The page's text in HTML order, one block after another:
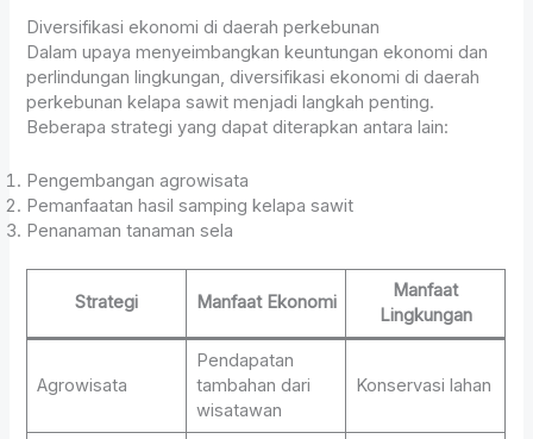
Diversifikasi ekonomi di daerah perkebunan
Dalam upaya menyeimbangkan keuntungan ekonomi dan
perlindungan lingkungan, diversifikasi ekonomi di daerah
perkebunan kelapa sawit menjadi langkah penting.
Beberapa strategi yang dapat diterapkan antara lain:
Pengembangan agrowisata
Pemanfaatan hasil samping kelapa sawit
Penanaman tanaman sela
Strategi Manfaat Ekonomi
Manfaat
Lingkungan
Agrowisata
Pendapatan
tambahan dari
wisatawan
Konservasi lahan